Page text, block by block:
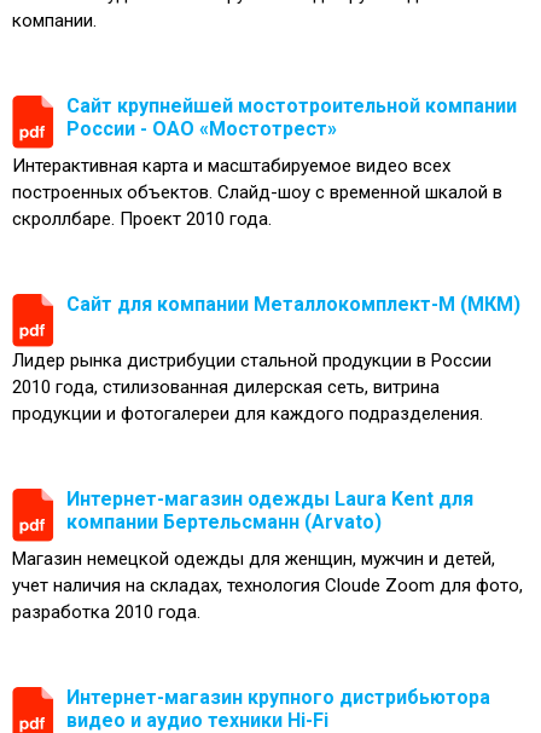
компании.
Сайт крупнейшей мостотроительной компании
России - ОАО «Мостотрест»
Интерактивная карта и масштабируемое видео всех
построенных объектов. Слайд-шоу с временной шкалой в
скроллбаре. Проект 2010 года.
Сайт для компании Металлокомплект-М (МКМ)
Лидер рынка дистрибуции стальной продукции в России
2010 года, стилизованная дилерская сеть, витрина
продукции и фотогалереи для каждого подразделения.
Интернет-магазин одежды Laura Kent для
компании Бертельсманн (Arvato)
Магазин немецкой одежды для женщин, мужчин и детей,
учет наличия на складах, технология Cloude Zoom для фото,
разработка 2010 года.
Интернет-магазин крупного дистрибьютора
видео и аудио техники Hi-Fi